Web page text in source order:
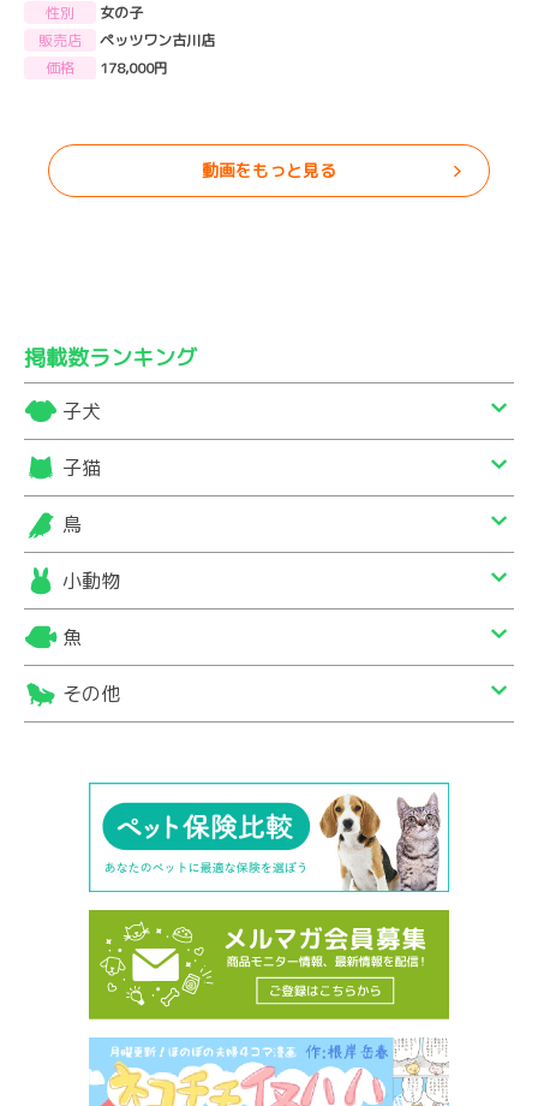
性別
女の子
販売店
ペッツワン古川店
価格
178,000円
動画をもっと見る
掲載数ランキング
子犬
子猫
鳥
小動物
魚
その他